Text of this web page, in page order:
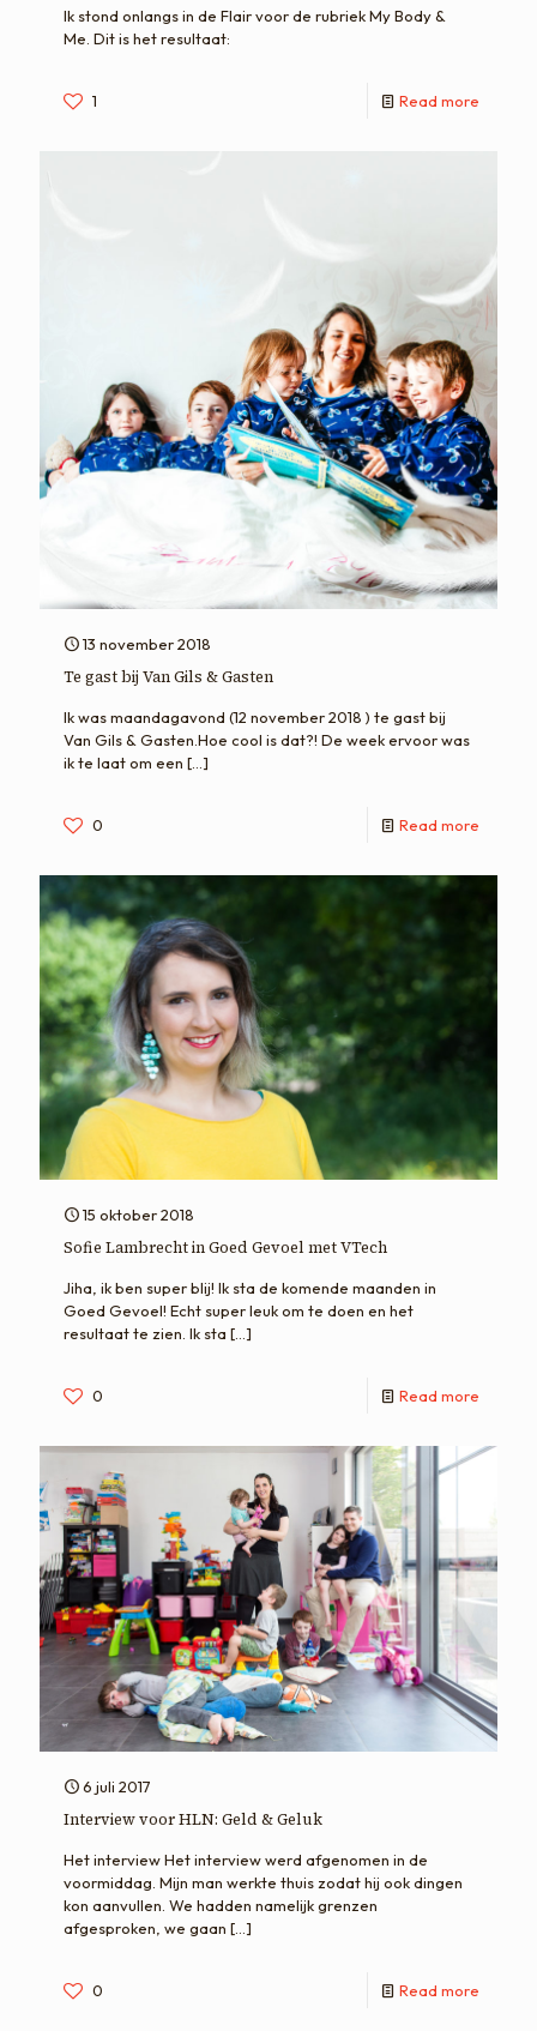
Ik stond onlangs in de Flair voor de rubriek My Body &
Me. Dit is het resultaat:
1 Read more
13 november 2018
Te gast bij Van Gils & Gasten
Ik was maandagavond (12 november 2018 ) te gast bij
Van Gils & Gasten.Hoe cool is dat?! De week ervoor was
ik te laat om een […]
0 Read more
15 oktober 2018
Sofie Lambrecht in Goed Gevoel met VTech
Jiha, ik ben super blij! Ik sta de komende maanden in
Goed Gevoel! Echt super leuk om te doen en het
resultaat te zien. Ik sta […]
0 Read more
6 juli 2017
Interview voor HLN: Geld & Geluk
Het interview Het interview werd afgenomen in de
voormiddag. Mijn man werkte thuis zodat hij ook dingen
kon aanvullen. We hadden namelijk grenzen
afgesproken, we gaan […]
0 Read more